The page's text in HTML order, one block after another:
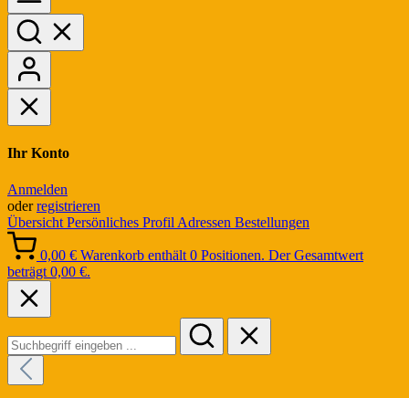
Ihr Konto
Anmelden
oderregistrieren
Übersicht Persönliches Profil Adressen Bestellungen
0,00 € Warenkorb enthält 0 Positionen. Der Gesamtwert
beträgt 0,00 €.